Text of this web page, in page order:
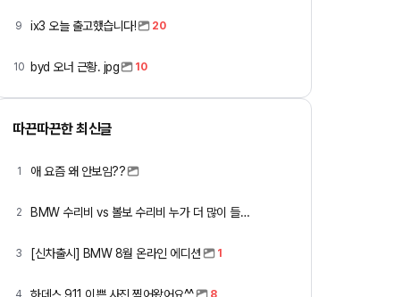
9 ix3 오늘 출고했습니다! 20
10 byd 오너 근황. jpg 10
따끈따끈한 최신글
1 애 요즘 왜 안보임??
2 BMW 수리비 vs 볼보 수리비 누가 더 많이 들까요 ㅎ
3 [신차출시] BMW 8월 온라인 에디션 1
4 8